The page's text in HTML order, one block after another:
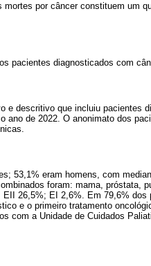
por câncer constituem um
pacientes diagnosticados com
e descritivo que incluiu pacientes
ano de 2022. O anonimato dos
53,1% eram homens, com
foram: mama, próstata,
26,5%; EI 2,6%. Em 79,6% dos
e o primeiro tratamento
com a Unidade de Cuidados